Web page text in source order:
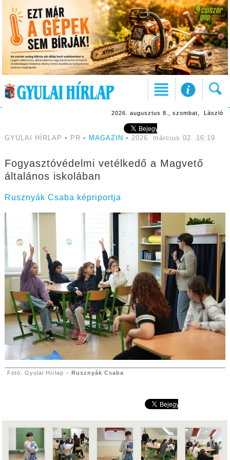
2026. augusztus 8., szombat, László
GYULAI HÍRLAP • PR • MAGAZIN • 2026. március 02. 16:19
Fogyasztóvédelmi vetélkedő a Magvető
általános iskolában
Rusznyák Csaba képriportja
Fotó: Gyulai Hírlap – Rusznyák Csaba